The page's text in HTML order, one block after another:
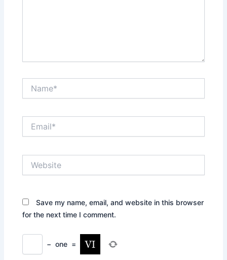
Save my name, email, and website in this browser
for the next time I comment.
− one =